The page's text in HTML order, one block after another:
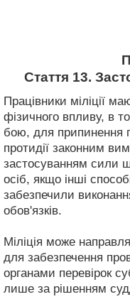
Стаття 13.
Працівники міліції
фізичного впливу, в
бою, для припинення
протидії законним
застосуванням сили
осіб, якщо інші
забезпечили
обов'язків.
Міліція може
для забезпечення
органами перевірок
лише за рішенням